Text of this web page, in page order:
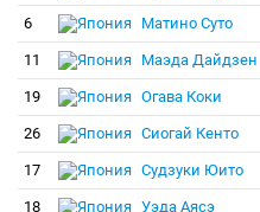
6 Матино Суто
11 Маэда Дайдзен
19 Огава Коки
26 Сиогай Кенто
17 Судзуки Юито
18 Уэда Аясэ